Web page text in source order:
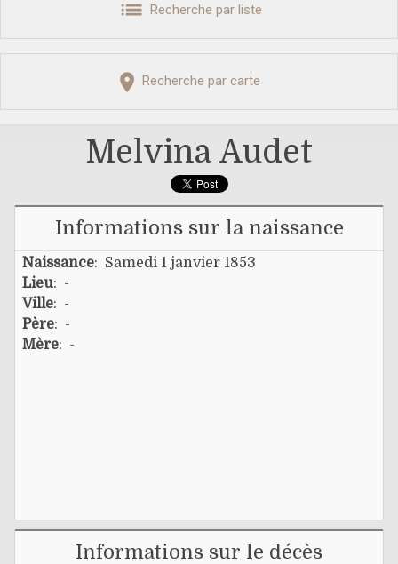
Recherche par liste
Recherche par carte
Melvina Audet
Informations sur la naissance
Naissance: Samedi 1 janvier 1853
Lieu: -
Ville: -
Père: -
Mère: -
Informations sur le décès